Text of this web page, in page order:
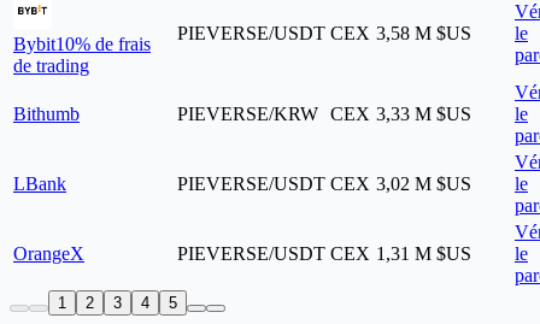
Bybit10% de frais
de trading
PIEVERSE/USDT CEX 3,58 M $US
le
Bithumb PIEVERSE/KRW CEX 3,33 M $US
le
LBank PIEVERSE/USDT CEX 3,02 M $US
le
OrangeX PIEVERSE/USDT CEX 1,31 M $US
le
1 2 3 4 5